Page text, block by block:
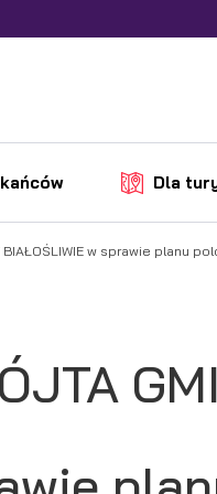
Dla
BIAŁOŚLIWIE w sprawie planu